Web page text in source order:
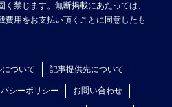
禁じます。無断掲載にあたっては、
費用をお支払い頂くことに同意したも
ついて 記事提供先について
シーポリシー お問い合わせ